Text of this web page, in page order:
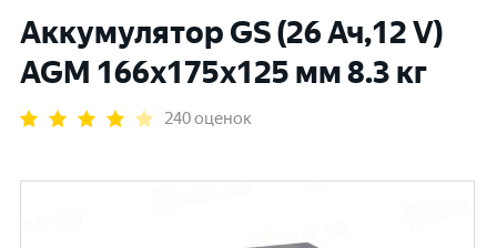
Аккумулятор GS (26 Ач,12 V)
AGM 166x175x125 мм 8.3 кг
240 оценок